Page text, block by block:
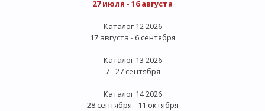
27 июля - 16 августа
Каталог 12 2026
17 августа - 6 сентября
Каталог 13 2026
7 - 27 сентября
Каталог 14 2026
28 сентября - 11 октября